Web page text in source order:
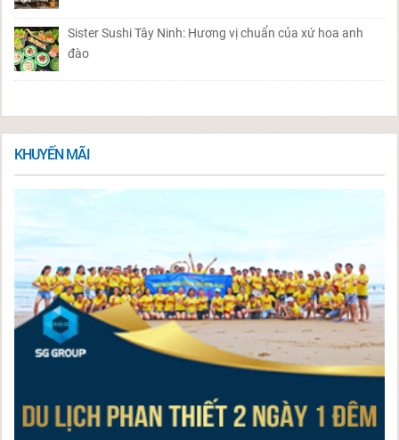
Sister Sushi Tây Ninh: Hương vị chuẩn của xứ hoa anh
đào
KHUYẾN MÃI